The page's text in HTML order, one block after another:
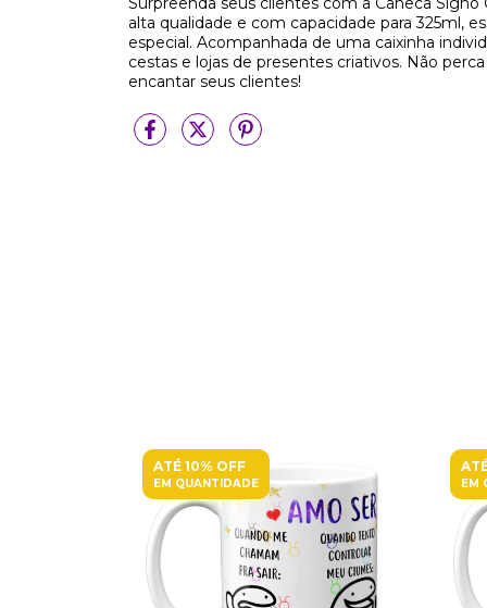
alta qualidade e com capacidade para 325ml,
especial. Acompanhada de uma caixinha
cestas e lojas de presentes criativos. Não
encantar seus clientes!
ATÉ 10% OFF
EM QUANTIDADE EM